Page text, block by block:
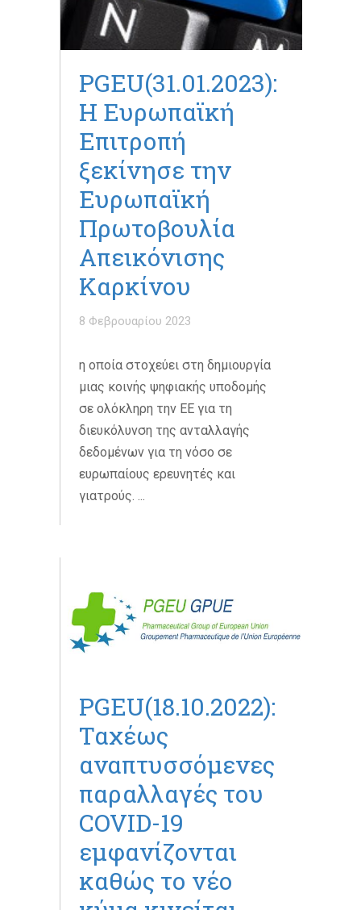
PGEU(31.01.2023):
Η Ευρωπαϊκή
Επιτροπή
ξεκίνησε την
Ευρωπαϊκή
Πρωτοβουλία
Απεικόνισης
Καρκίνου
8 Φεβρουαρίου 2023
η οποία στοχεύει στη δημιουργία
μιας κοινής ψηφιακής υποδομής
σε ολόκληρη την ΕΕ για τη
διευκόλυνση της ανταλλαγής
δεδομένων για τη νόσο σε
ευρωπαίους ερευνητές και
γιατρούς. ...
PGEU(18.10.2022):
Ταχέως
αναπτυσσόμενες
παραλλαγές του
COVID-19
εμφανίζονται
καθώς το νέο